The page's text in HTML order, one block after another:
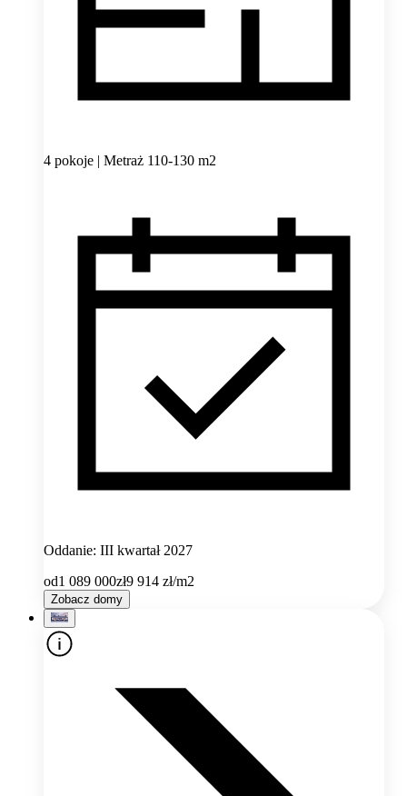
4 pokoje | Metraż 110-130 m2
Oddanie: III kwartał 2027
od1 089 000zł9 914 zł/m2
Zobacz domy